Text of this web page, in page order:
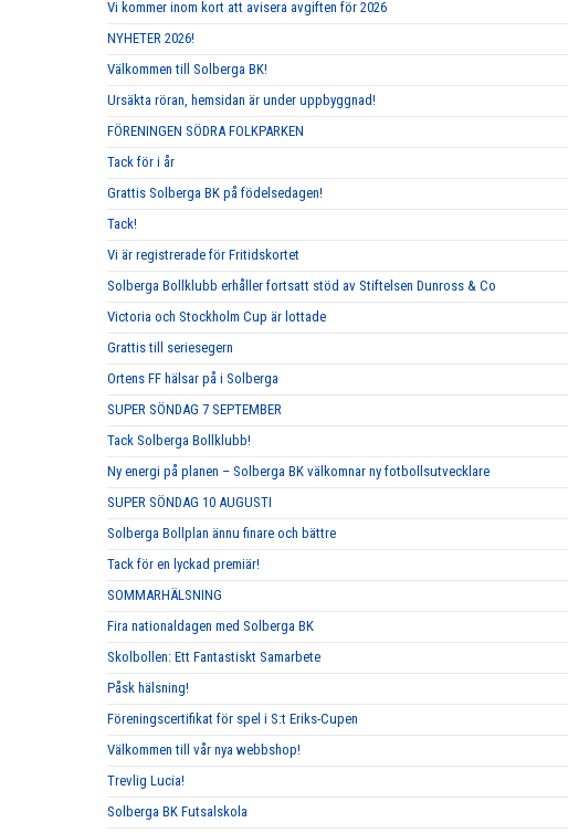
Vi kommer inom kort att avisera avgiften för 2026
NYHETER 2026!
Välkommen till Solberga BK!
Ursäkta röran, hemsidan är under uppbyggnad!
FÖRENINGEN SÖDRA FOLKPARKEN
Tack för i år
Grattis Solberga BK på födelsedagen!
Tack!
Vi är registrerade för Fritidskortet
Solberga Bollklubb erhåller fortsatt stöd av Stiftelsen Dunross & Co
Victoria och Stockholm Cup är lottade
Grattis till seriesegern
Ortens FF hälsar på i Solberga
SUPER SÖNDAG 7 SEPTEMBER
Tack Solberga Bollklubb!
Ny energi på planen – Solberga BK välkomnar ny fotbollsutvecklare
SUPER SÖNDAG 10 AUGUSTI
Solberga Bollplan ännu finare och bättre
Tack för en lyckad premiär!
SOMMARHÄLSNING
Fira nationaldagen med Solberga BK
Skolbollen: Ett Fantastiskt Samarbete
Påsk hälsning!
Föreningscertifikat för spel i S:t Eriks-Cupen
Välkommen till vår nya webbshop!
Trevlig Lucia!
Solberga BK Futsalskola